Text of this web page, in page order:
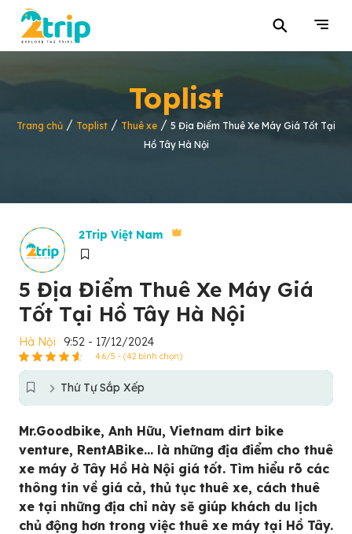
⚲
Toplist
Trang chủ / Toplist / Thuê xe / 5 Địa Điểm Thuê Xe Máy Giá Tốt Tại
Hồ Tây Hà Nội
2Trip Việt Nam
5 Địa Điểm Thuê Xe Máy Giá
Tốt Tại Hồ Tây Hà Nội
Hà Nội 9:52 - 17/12/2024
4.6/5 - (42 bình chọn)
Thứ Tự Sắp Xếp
Mr.Goodbike, Anh Hữu, Vietnam dirt bike
venture, RentABike… là những địa điểm cho thuê
xe máy ở Tây Hồ Hà Nội giá tốt. Tìm hiểu rõ các
thông tin về giá cả, thủ tục thuê xe, cách thuê
xe tại những địa chỉ này sẽ giúp khách du lịch
chủ động hơn trong việc thuê xe máy tại Hồ Tây.